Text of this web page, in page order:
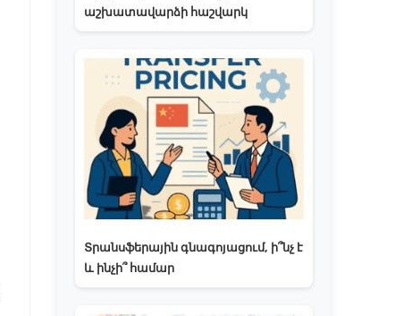
աշխատավարձի հաշվարկ
Տրանսֆերային գնագոյացում, ի՞նչ է
և ինչի՞ համար